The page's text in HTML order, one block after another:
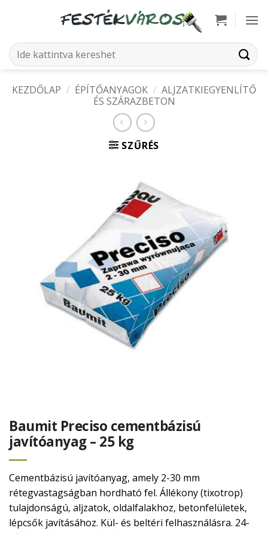
Keresés
a
KEZDŐLAP / ÉPÍTŐANYAGOK / ALJZATKIEGYENLÍTŐ
ÉS SZÁRAZBETON
SZŰRÉS
Baumit Preciso cementbázisú
javítóanyag – 25 kg
Cementbázisú javítóanyag, amely 2-30 mm
rétegvastagságban hordható fel. Állékony (tixotrop)
tulajdonságú, aljzatok, oldalfalakhoz, betonfelületek,
lépcsők javításához. Kül- és beltéri felhasználásra. 24-